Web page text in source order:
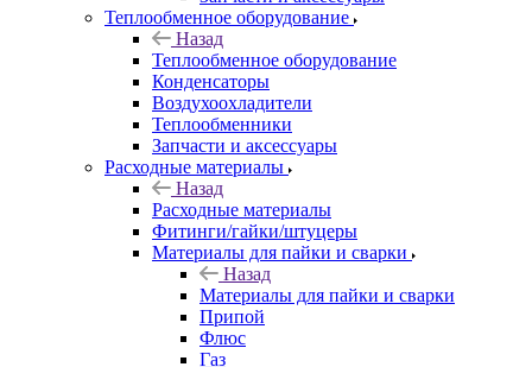
Теплообменное оборудование
Назад
Теплообменное оборудование
Конденсаторы
Воздухоохладители
Теплообменники
Запчасти и аксессуары
Расходные материалы
Назад
Расходные материалы
Фитинги/гайки/штуцеры
Материалы для пайки и сварки
Назад
Материалы для пайки и сварки
Припой
Флюс
Газ